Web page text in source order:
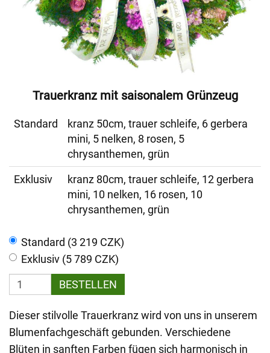
Trauerkranz mit saisonalem Grünzeug
Standard
kranz 50cm, trauer schleife, 6 gerbera
mini, 5 nelken, 8 rosen, 5
chrysanthemen, grün
Exklusiv
kranz 80cm, trauer schleife, 12 gerbera
mini, 10 nelken, 16 rosen, 10
chrysanthemen, grün
Standard (3 219 CZK)
Exklusiv (5 789 CZK)
BESTELLEN
Dieser stilvolle Trauerkranz wird von uns in unserem
Blumenfachgeschäft gebunden. Verschiedene
Blüten in sanften Farben fügen sich harmonisch in